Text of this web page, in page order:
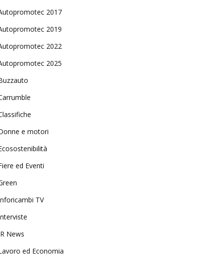
2017
2019
2022
2025
e motori
ed Eventi
TV
News
ed Economia